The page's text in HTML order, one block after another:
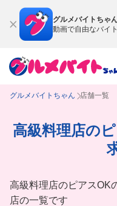
グルメバイトちゃ
動画で自由なバイ
グルメバイトちゃん 店舗一覧
高級料理店の
高級料理店のピアスOK
店の一覧です